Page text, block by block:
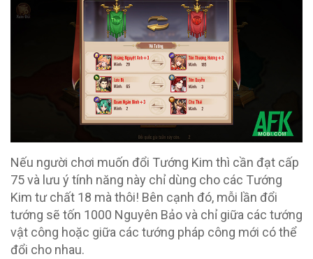
Nếu người chơi muốn đổi Tướng Kim thì cần đạt cấp
75 và lưu ý tính năng này chỉ dùng cho các Tướng
Kim tư chất 18 mà thôi! Bên cạnh đó, mỗi lần đổi
tướng sẽ tốn 1000 Nguyên Bảo và chỉ giữa các tướng
vật công hoặc giữa các tướng pháp công mới có thể
đổi cho nhau.